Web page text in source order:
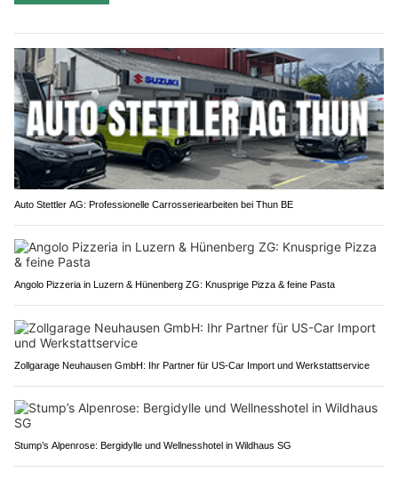
Auto Stettler AG: Professionelle Carrosseriearbeiten bei Thun BE
Angolo Pizzeria in Luzern & Hünenberg ZG: Knusprige Pizza & feine Pasta
Zollgarage Neuhausen GmbH: Ihr Partner für US-Car Import und Werkstattservice
Stump’s Alpenrose: Bergidylle und Wellnesshotel in Wildhaus SG